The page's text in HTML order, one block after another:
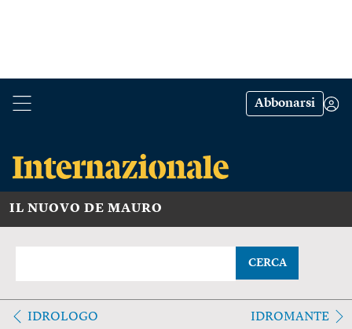
Abbonarsi
IL NUOVO DE MAURO
CERCA
IDROLOGO IDROMANTE